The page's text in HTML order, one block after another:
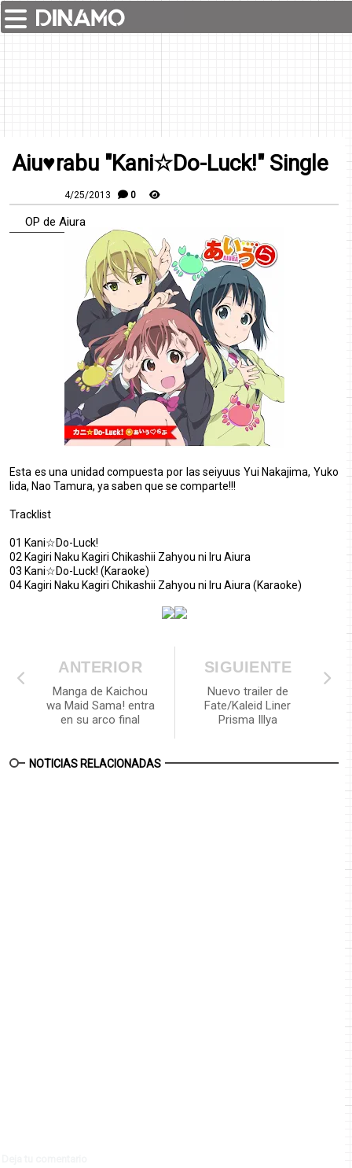
Aiu♥rabu "Kani☆Do-Luck!" Single
4/25/2013 0
OP de Aiura
Esta es una unidad compuesta por las seiyuus Yui Nakajima, Yuko
Iida, Nao Tamura, ya saben que se comparte!!!
Tracklist
01 Kani☆Do-Luck!
02 Kagiri Naku Kagiri Chikashii Zahyou ni Iru Aiura
03 Kani☆Do-Luck! (Karaoke)
04 Kagiri Naku Kagiri Chikashii Zahyou ni Iru Aiura (Karaoke)
SIGUIENTE
Nuevo trailer de
Fate/Kaleid Liner
Prisma Illya
ANTERIOR
Manga de Kaichou
wa Maid Sama! entra
en su arco final
NOTICIAS RELACIONADAS